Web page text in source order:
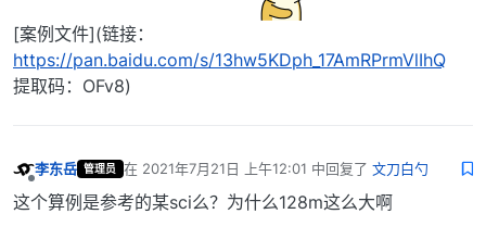
[案例文件](链接：
https://pan.baidu.com/s/13hw5KDph_17AmRPrmVlIhQ
提取码：OFv8)
李东岳 管理员 在 2021年7月21日 上午12:01 中回复了 文刀白勺
最后由 编辑
这个算例是参考的某sci么？为什么128m这么大啊